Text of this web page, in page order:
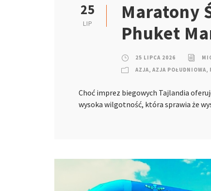
25
LIP
Maratony
Phuket
25 LIPCA 2026
AZJA, AZJA POŁUDNIOWA,
Choć imprez biegowych Tajlandia
wysoka wilgotność, która sprawia że